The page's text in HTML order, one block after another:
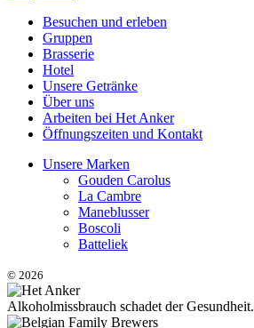
Besuchen und erleben
Gruppen
Brasserie
Hotel
Unsere Getränke
Über uns
Arbeiten bei Het Anker
Öffnungszeiten und Kontakt
Unsere Marken
Gouden Carolus
La Cambre
Maneblusser
Boscoli
Batteliek
© 2026
Alkoholmissbrauch schadet der Gesundheit.